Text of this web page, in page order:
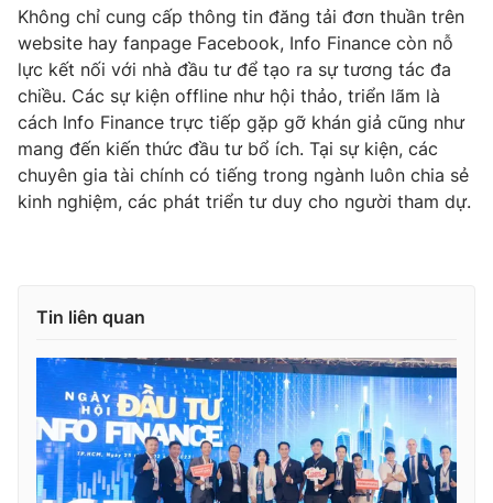
Ðiện thoại Thời báo VTV:024.66 897 897
Email:toasoan@vtv.vn
Liên hệ quảng cáo:024-7300.7108
® Cấm sao chép dưới mọi hình thức nếu không có sự chấp
thuận bằng văn bản. Ghi rõ nguồn VTV.vn khi phát hành lại
thông tin từ website này.
Không chỉ cung cấp thông tin đăng tải đơn thuần trên
website hay fanpage Facebook, Info Finance còn nỗ
lực kết nối với nhà đầu tư để tạo ra sự tương tác đa
chiều. Các sự kiện offline như hội thảo, triển lãm là
cách Info Finance trực tiếp gặp gỡ khán giả cũng như
mang đến kiến thức đầu tư bổ ích. Tại sự kiện, các
chuyên gia tài chính có tiếng trong ngành luôn chia sẻ
kinh nghiệm, các phát triển tư duy cho người tham dự.
Tin liên quan